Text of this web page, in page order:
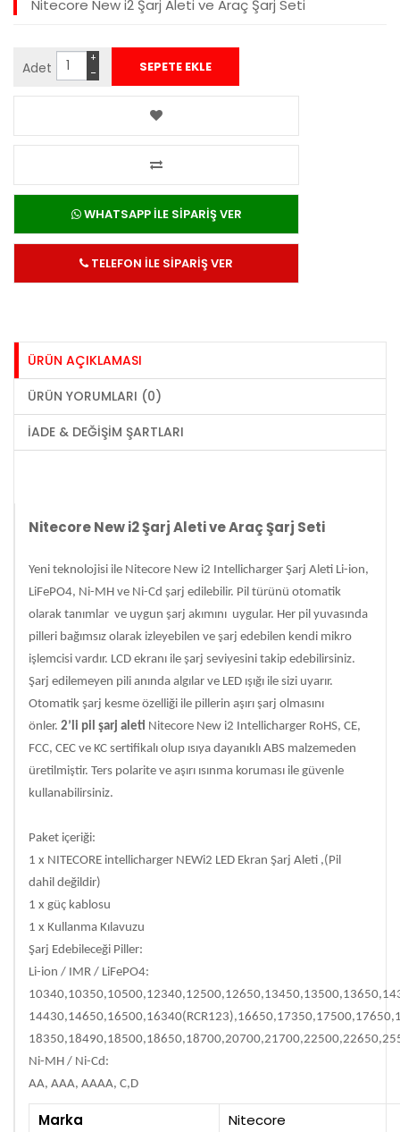
Nitecore New i2 Şarj Aleti ve Araç Şarj Seti
Adet −
+
WHATSAPP İLE SİPARİŞ VER
TELEFON İLE SİPARİŞ VER
ÜRÜN AÇIKLAMASI
ÜRÜN YORUMLARI (0)
İADE & DEĞIŞIM ŞARTLARI
Nitecore New i2 Şarj Aleti ve Araç Şarj Seti
Yeni teknolojisi ile Nitecore New i2 Intellicharger Şarj Aleti Li-ion,
LiFePO4, Ni-MH ve Ni-Cd şarj edilebilir. Pil türünü otomatik
olarak tanımlar ve uygun şarj akımını uygular. Her pil yuvasında
pilleri bağımsız olarak izleyebilen ve şarj edebilen kendi mikro
işlemcisi vardır. LCD ekranı ile şarj seviyesini takip edebilirsiniz.
Şarj edilemeyen pili anında algılar ve LED ışığı ile sizi uyarır.
Otomatik şarj kesme özelliği ile pillerin aşırı şarj olmasını
önler. 2’li pil şarj aleti Nitecore New i2 Intellicharger RoHS, CE,
FCC, CEC ve KC sertifikalı olup ısıya dayanıklı ABS malzemeden
üretilmiştir. Ters polarite ve aşırı ısınma koruması ile güvenle
kullanabilirsiniz.
Paket içeriği:
1 x NITECORE intellicharger NEWi2 LED Ekran Şarj Aleti ,(Pil
dahil değildir)
1 x güç kablosu
1 x Kullanma Kılavuzu
Şarj Edebileceği Piller:
Li-ion / IMR / LiFePO4:
Ni-MH / Ni-Cd:
AA, AAA, AAAA, C,D
Marka Nitecore